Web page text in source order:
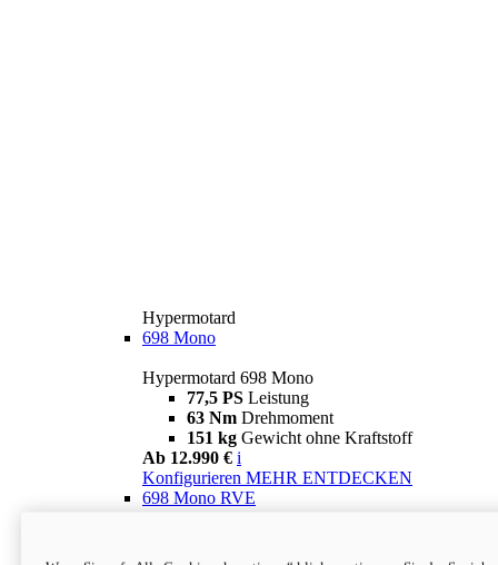
Hypermotard
698 Mono
Hypermotard 698 Mono
77,5 PS Leistung
63 Nm Drehmoment
151 kg Gewicht ohne Kraftstoff
Ab 12.990 € i
Konfigurieren MEHR ENTDECKEN
698 Mono RVE
77,5 PS
Leistung